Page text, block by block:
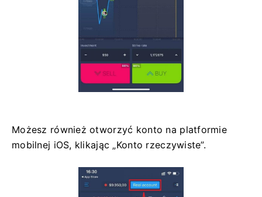
Możesz również otworzyć konto na platformie
mobilnej iOS, klikając „Konto rzeczywiste”.